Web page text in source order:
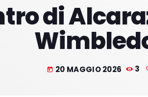
di
today 20 MAGGIO 2026 3